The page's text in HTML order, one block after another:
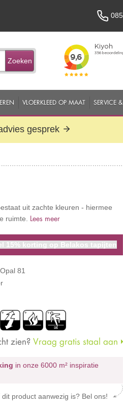
Zoeken
VLOERKLEED OP MAAT SERVICE
gesprek
uit zachte kleuren - hiermee
ruimte. Lees meer
15% korting op Belakos tapijten
81
zien? Vraag gratis staal aan
in onze 6000 m² inspiratie
product aanwezig is? Bel ons!